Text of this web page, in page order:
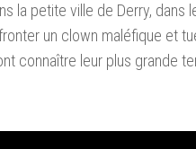
la petite ville de Derry, dans
un clown maléfique et
connaître leur plus grande